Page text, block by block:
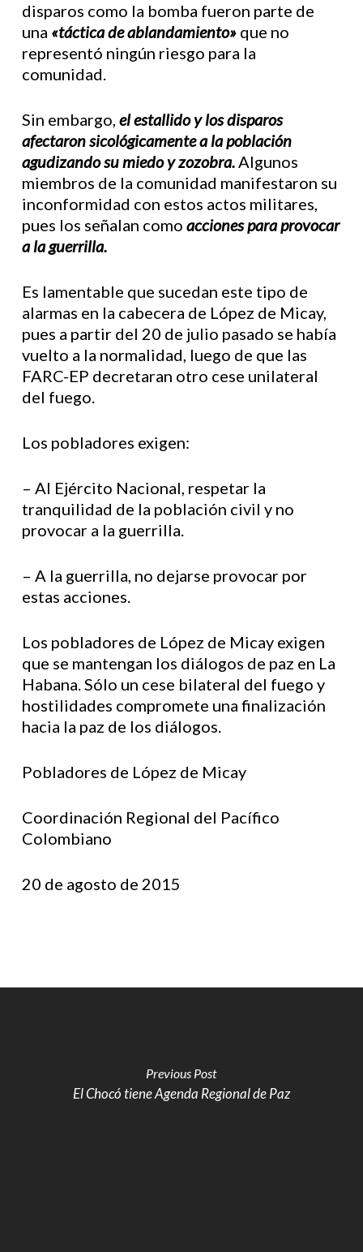
disparos como la bomba fueron parte de
una «táctica de ablandamiento»que no
representó ningún riesgo para la
comunidad.
Sin embargo, el estallido y los disparos
afectaron sicológicamente a la población
agudizando su miedo y zozobra.Algunos
miembros de la comunidad manifestaron su
inconformidad con estos actos militares,
pues los señalan como acciones para provocar
a la guerrilla.
Es lamentable que sucedan este tipo de
alarmas en la cabecera de López de Micay,
pues a partir del 20 de julio pasado se había
vuelto a la normalidad, luego de que las
FARC-EP decretaran otro cese unilateral
del fuego.
Los pobladores exigen:
– Al Ejército Nacional, respetar la
tranquilidad de la población civil y no
provocar a la guerrilla.
– A la guerrilla, no dejarse provocar por
estas acciones.
Los pobladores de López de Micay exigen
que se mantengan los diálogos de paz en La
Habana. Sólo un cese bilateral del fuego y
hostilidades compromete una finalización
hacia la paz de los diálogos.
Pobladores de López de Micay
Coordinación Regional del Pacífico
Colombiano
20 de agosto de 2015
Previous Post
El Chocó tiene Agenda Regional de Paz